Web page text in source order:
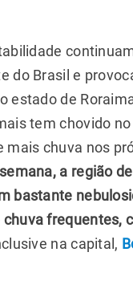
do Brasil e
estado de
tem chovido
mais chuva nos
a região
bastante
chuva frequentes,
na capital,